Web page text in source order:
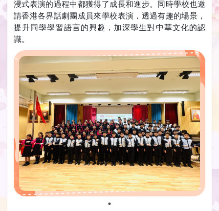
浸式表演的過程中都獲得了成長和進步。同時學校也邀
請香港各界話劇團成員來學校表演，透過有趣的場景，
提升同學學習語言的興趣，加深學生對中華文化的認
識。